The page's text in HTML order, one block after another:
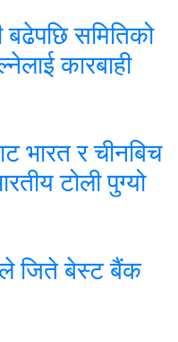
बढेपछि समितिको
कारबाही
भारत र चीनबिच
टोली पुग्यो
जिते बेस्ट बैंक